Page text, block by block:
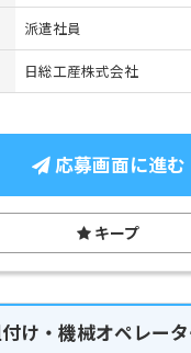
派遣社員
日総工産株式会社
応募画面に進む
キープ
け・機械オペレー